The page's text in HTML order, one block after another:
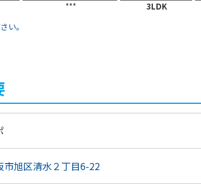
*** 3LDK
い。
市旭区清水２丁目6-22